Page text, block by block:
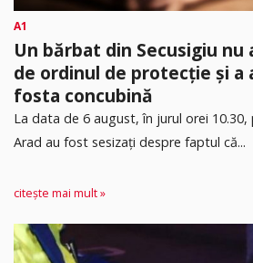
A1
Un bărbat din Secusigiu
de ordinul de protecție și a
fosta concubină
​La data de 6 august, în jurul orei 10.30,
Arad au fost sesizați despre faptul că...
citește mai mult »